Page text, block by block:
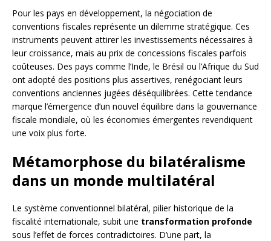
Pour les pays en développement, la négociation de
conventions fiscales représente un dilemme stratégique. Ces
instruments peuvent attirer les investissements nécessaires à
leur croissance, mais au prix de concessions fiscales parfois
coûteuses. Des pays comme l’Inde, le Brésil ou l’Afrique du Sud
ont adopté des positions plus assertives, renégociant leurs
conventions anciennes jugées déséquilibrées. Cette tendance
marque l’émergence d’un nouvel équilibre dans la gouvernance
fiscale mondiale, où les économies émergentes revendiquent
une voix plus forte.
Métamorphose du bilatéralisme
dans un monde multilatéral
Le système conventionnel bilatéral, pilier historique de la
fiscalité internationale, subit une transformation profonde
sous l’effet de forces contradictoires. D’une part, la